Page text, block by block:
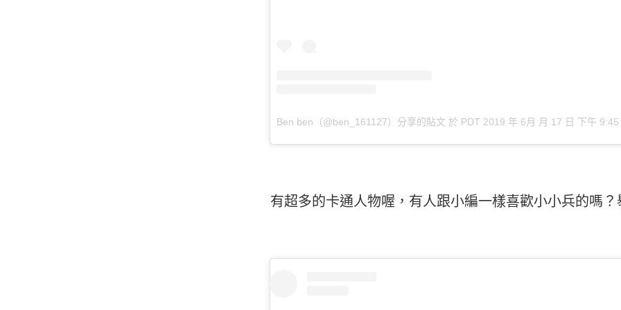
Ben ben（@ben_161127）分享的貼文 於 PDT 2019 年 6月 月 17 日 下午 9:45
有超多的卡通人物喔，有人跟小編一樣喜歡小小兵的嗎